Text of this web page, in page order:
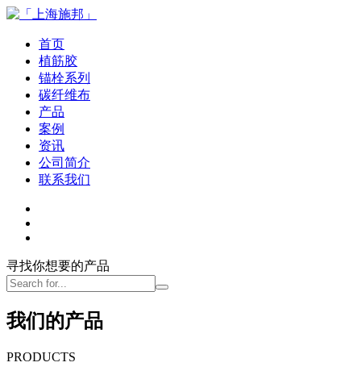
首页
植筋胶
锚栓系列
碳纤维布
产品
案例
资讯
公司简介
联系我们
寻找你想要的产品
我们的产品
PRODUCTS